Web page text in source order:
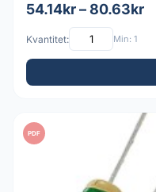
54.14kr – 80.63kr
Kvantitet: Min: 1
PDF